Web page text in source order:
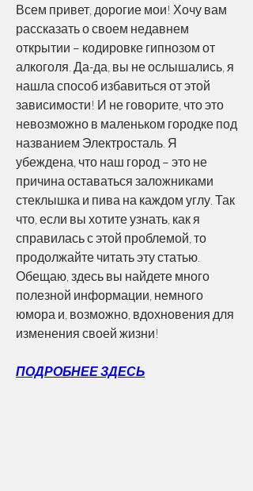
Всем привет, дорогие мои! Хочу вам
рассказать о своем недавнем
открытии – кодировке гипнозом от
алкоголя. Да-да, вы не ослышались, я
нашла способ избавиться от этой
зависимости! И не говорите, что это
невозможно в маленьком городке под
названием Электросталь. Я
убеждена, что наш город – это не
причина оставаться заложниками
стеклышка и пива на каждом углу. Так
что, если вы хотите узнать, как я
справилась с этой проблемой, то
продолжайте читать эту статью.
Обещаю, здесь вы найдете много
полезной информации, немного
юмора и, возможно, вдохновения для
изменения своей жизни!
ПОДРОБНЕЕ ЗДЕСЬ